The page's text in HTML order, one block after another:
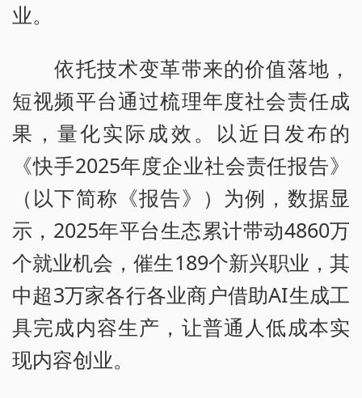
业。
依托技术变革带来的价值落地，
短视频平台通过梳理年度社会责任成
果，量化实际成效。以近日发布的
《快手2025年度企业社会责任报告》
（以下简称《报告》）为例，数据显
示，2025年平台生态累计带动4860万
个就业机会，催生189个新兴职业，其
中超3万家各行各业商户借助AI生成工
具完成内容生产，让普通人低成本实
现内容创业。